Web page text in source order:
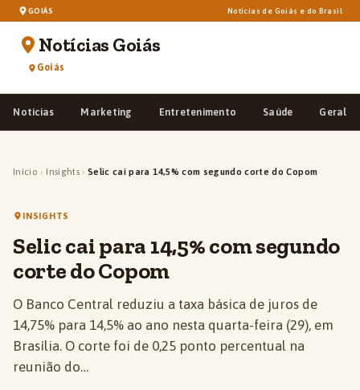
GOIÁS Notícias de Goiás e do Brasil
Notícias Goiás
Goiás
Notícias Marketing Entretenimento Saúde Geral
Início › Insights › Selic cai para 14,5% com segundo corte do Copom
INSIGHTS
Selic cai para 14,5% com segundo
corte do Copom
O Banco Central reduziu a taxa básica de juros de
14,75% para 14,5% ao ano nesta quarta-feira (29), em
Brasília. O corte foi de 0,25 ponto percentual na
reunião do…